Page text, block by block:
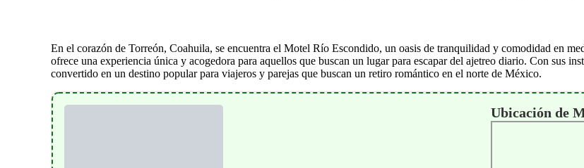
En el corazón de Torreón, Coahuila, se encuentra el Motel Río Escondido, un oasis de tranquilidad y comodidad en
ofrece una experiencia única y acogedora para aquellos que buscan un lugar para escapar del ajetreo diario. Con sus
convertido en un destino popular para viajeros y parejas que buscan un retiro romántico en el norte de México.
Ubicación de